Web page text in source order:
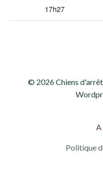
17h27
© 2026 Chiens
A
Politique